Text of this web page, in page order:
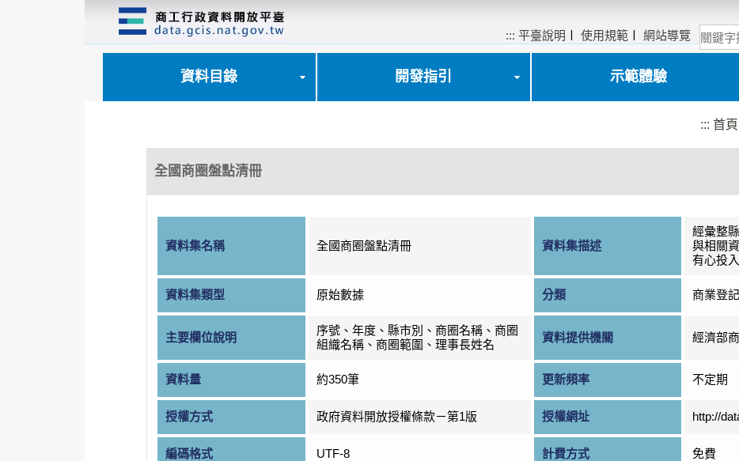
::: 平臺說明 〡使用規範 〡網站導覽
資料目錄 開發指引 示範體驗
::: 首頁
全國商圈盤點清冊
資料集名稱 全國商圈盤點清冊 資料集描述
經彙整
與相關
有心投
資料集類型 原始數據 分類 商業登
主要欄位說明
序號、年度、縣市別、商圈名稱、商圈
組織名稱、商圈範圍、理事長姓名
資料提供機關 經濟部
資料量 約350筆 更新頻率 不定期
授權方式 政府資料開放授權條款－第1版 授權網址 http://
編碼格式 UTF-8 計費方式 免費